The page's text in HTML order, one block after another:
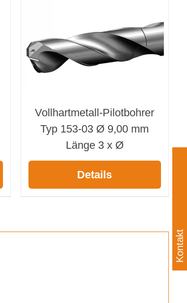
Vollhartmetall-Pilotbohrer
Typ 153-03 Ø 9,00 mm
Länge 3 x Ø
Details
Kontakt